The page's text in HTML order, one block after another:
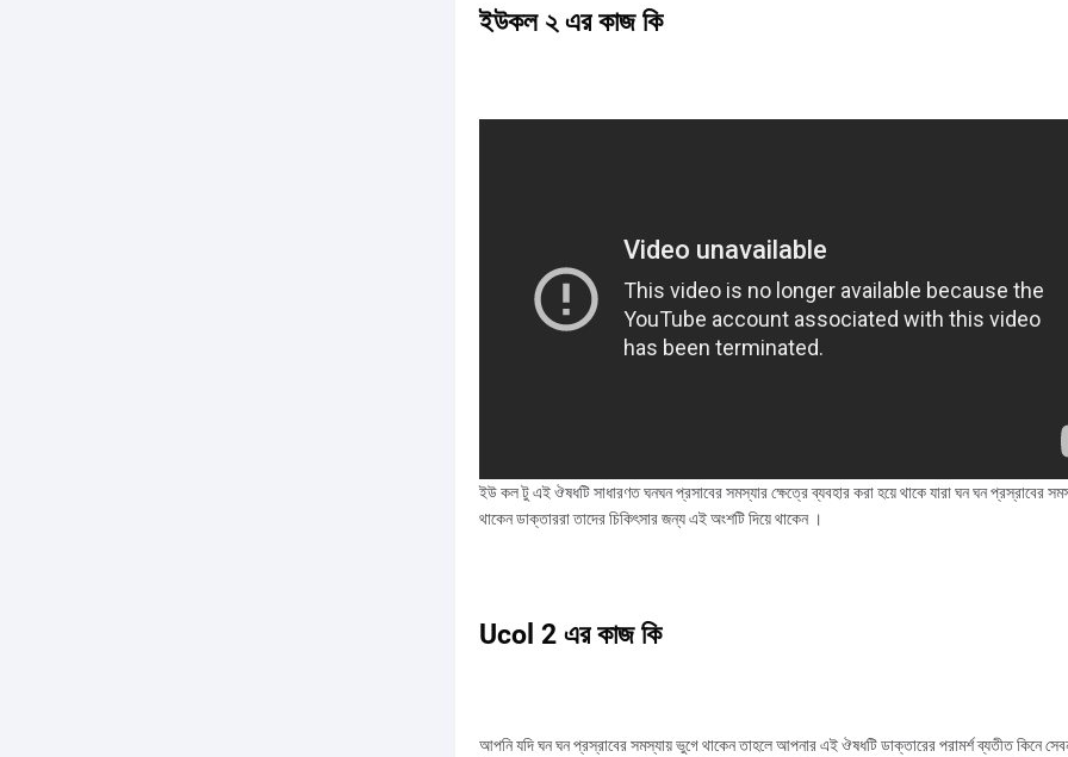
ইউকল ২ এর কাজ কি
ইউ কল টু এই ঔষধটি সাধারণত ঘনঘন প্রসাবের সমস্যার ক্ষেত্রে ব্যবহার করা হয়ে থাকে যারা ঘন ঘন প্রস্রাবের
থাকেন ডাক্তাররা তাদের চিকিৎসার জন্য এই অংশটি দিয়ে থাকেন ।
Ucol 2 এর কাজ কি
আপনি যদি ঘন ঘন প্রস্রাবের সমস্যায় ভুগে থাকেন তাহলে আপনার এই ঔষধটি ডাক্তারের পরামর্শ ব্যতীত কিনে